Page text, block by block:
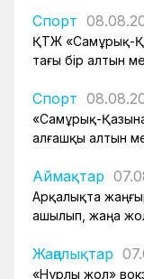
Спорт
ҚТЖ «Самұрық-
тағы бір алтын
Спорт
«Самұрық-
алғашқы алтын
Аймақтар
Арқалықта
ашылып, жаңа
Жаңалықтар
«Нұрлы жол»